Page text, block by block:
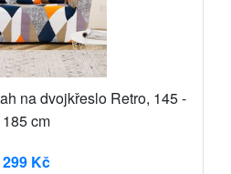
na dvojkřeslo Retro, 145 -
185 cm
299 Kč